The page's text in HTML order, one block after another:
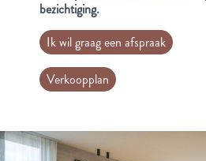
bezichtiging.
Ik wil graag een afspraak
Verkoopplan